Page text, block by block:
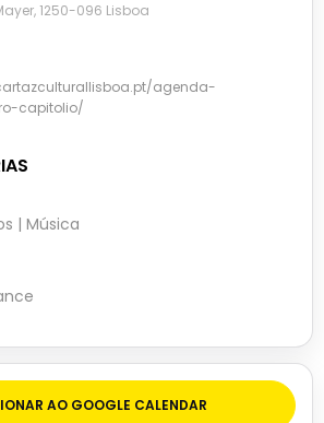
1250-096 Lisboa
agenda-
capitolio/
| Música
AO GOOGLE CALENDAR